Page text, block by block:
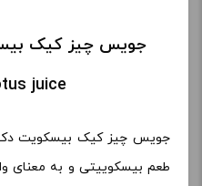
juice
جویس چیز کیک بیسکویت
طعم بیسکوییتی و به معنای